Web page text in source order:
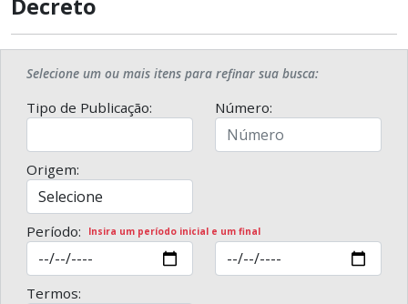
Decreto
Selecione um ou mais itens para refinar sua busca:
Tipo de Publicação: Número:
Origem:
Período: Insira um período inicial e um final
Termos: